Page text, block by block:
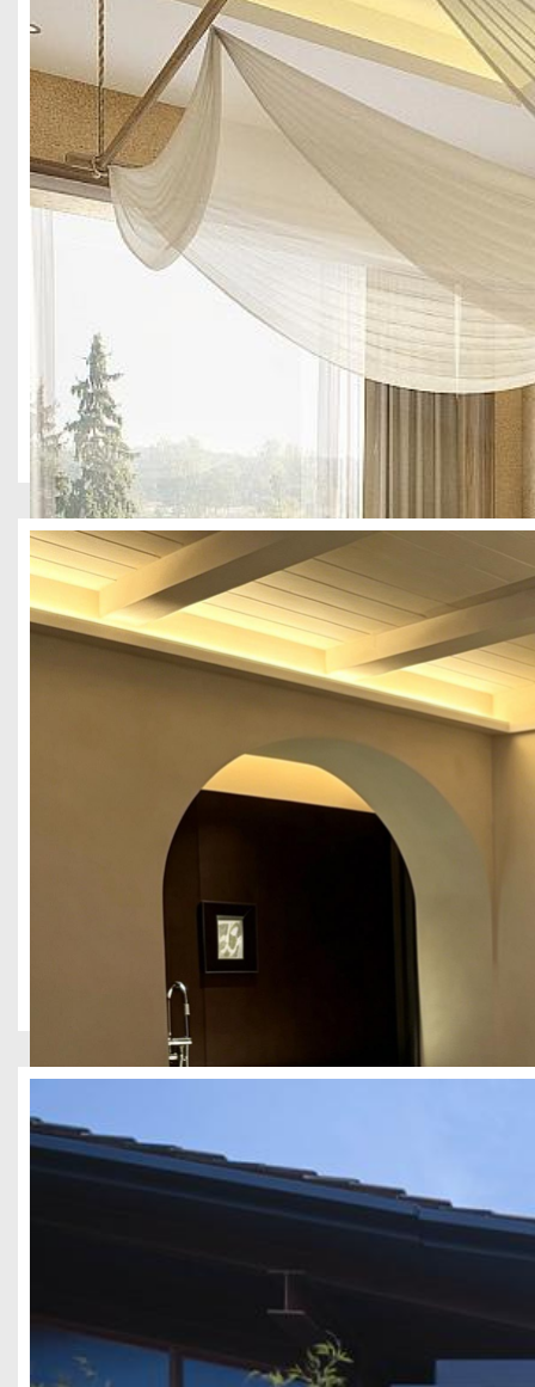
现在四川做酒店、民宿，早就不是简单刷个墙、铺个地板就能开业
留不住客人、拿不到好评。很多老板踩坑的根本原因，就是只看重
成都市环球中心 2390 平酒店设计装修案例
酒店民宿
在成都环球中心这片商旅客流密集的核心商圈，酒店空间既要适配
项目，以轻日式原木现代简约为核心设计主线，平衡商业空间运营
成都市锦江区太古里 2390 平酒店民宿装修设计案例
坐落于成都市锦江区太古里核心商圈的 2390 平酒店民宿项目，由
轻奢套路，将自然侘寂原木度假风格融入城市核心地段，在繁华
材质运用与人性化客房设计，为成都核心商圈民宿酒店装修提供全